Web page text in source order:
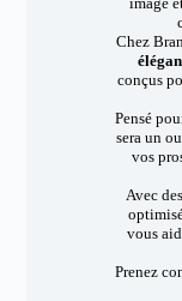
Chez
conçus
Pensé
sera un
vos
Avec
vous
Prenez